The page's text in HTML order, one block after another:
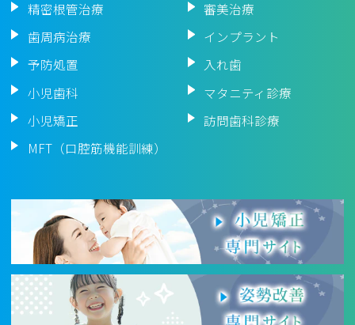
精密根管治療
歯周病治療
予防処置
小児歯科
小児矯正
MFT（口腔筋機能訓練）
審美治療
インプラント
入れ歯
マタニティ診療
訪問歯科診療